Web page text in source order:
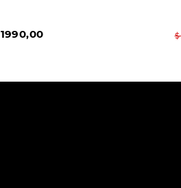
1990,00 $